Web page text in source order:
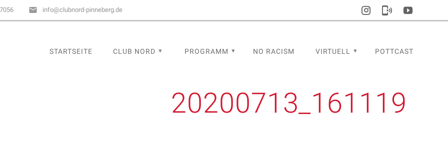
info@clubnord-pinneberg.de
STARTSEITE CLUB NORD PROGRAMM NO RACISM VIRTUELL POTTCAST
20200713_161119